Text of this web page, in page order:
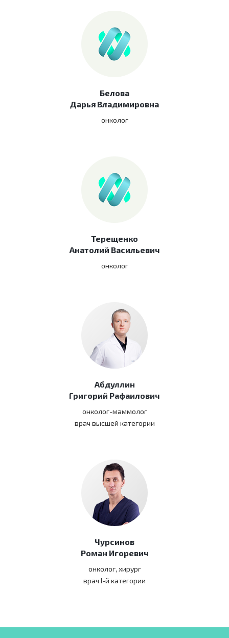
Белова
Дарья Владимировна
онколог
Терещенко
Анатолий Васильевич
онколог
Абдуллин
Григорий Рафаилович
онколог-маммолог
врач высшей категории
Чурсинов
Роман Игоревич
онколог, хирург
врач I-й категории